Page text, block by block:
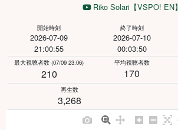
Riko Solari【VSPO! EN】
開始時刻
2026-07-09
21:00:55
終了時刻
2026-07-10
00:03:50
最大視聴者数 (07/09 23:06)
210
平均視聴者数
170
再生数
3,268